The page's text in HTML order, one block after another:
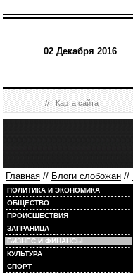
02 Декабря 2016
//Карта сайта
Главная // Блоги слобожан //
ПОЛИТИКА И ЭКОНОМИКА
ОБЩЕСТВО
ПРОИСШЕСТВИЯ
ЗАГРАНИЦА
БИЗНЕС И ФИНАНСЫ
КУЛЬТУРА
СПОРТ